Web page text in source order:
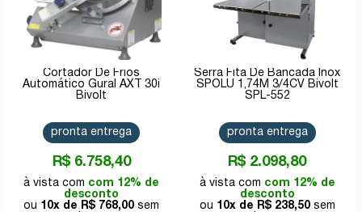
Cortador De Frios
Automático Gural AXT 30i
Bivolt
R$ 6.758,40
com 12% de
desconto
10x de
R$ 768,00
pronta entrega
Serra Fita De Bancada Inox
SPOLU 1,74M 3/4CV Bivolt
SPL-552
R$ 2.098,80
com 12% de
desconto
10x de
R$ 238,50
pronta entrega